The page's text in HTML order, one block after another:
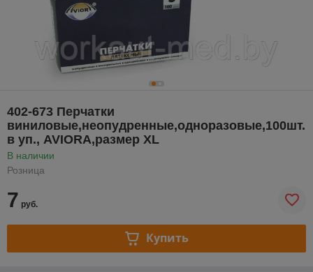
402-673 Перчатки
виниловые,неопудренные,одноразовые,100шт.
в уп., AVIORA,размер XL
В наличии
Розница
7 руб.
Купить